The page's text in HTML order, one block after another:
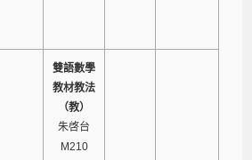
雙語數學
教材教法
（教）
朱啓台
M210